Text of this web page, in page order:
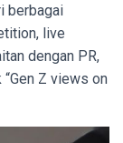
berbagai
live
dengan PR,
Z views on